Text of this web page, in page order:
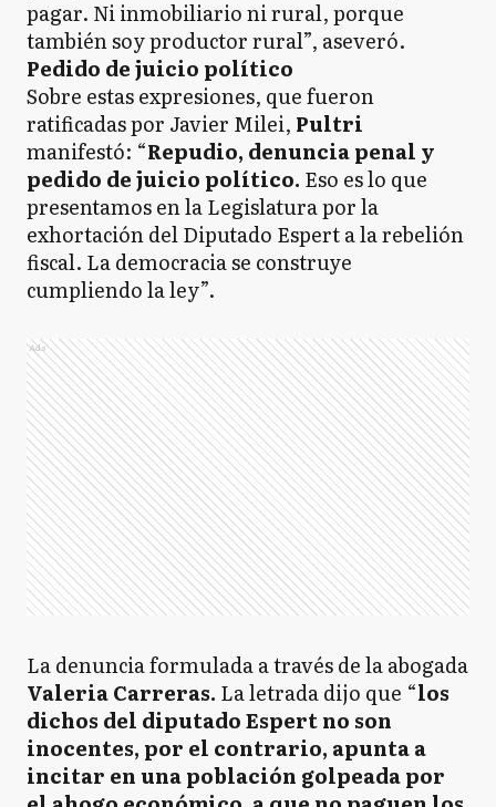
pagar. Ni inmobiliario ni rural, porque
también soy productor rural”, aseveró.
Pedido de juicio político
Sobre estas expresiones, que fueron
ratificadas por Javier Milei, Pultri
manifestó: “Repudio, denuncia penal y
pedido de juicio político. Eso es lo que
presentamos en la Legislatura por la
exhortación del Diputado Espert a la rebelión
fiscal. La democracia se construye
cumpliendo la ley”.
Ads
La denuncia formulada a través de la abogada
Valeria Carreras. La letrada dijo que “los
dichos del diputado Espert no son
inocentes, por el contrario, apunta a
incitar en una población golpeada por